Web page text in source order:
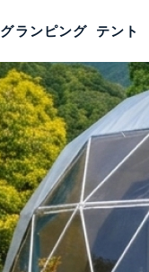
グランピング テント
TOP グランピング